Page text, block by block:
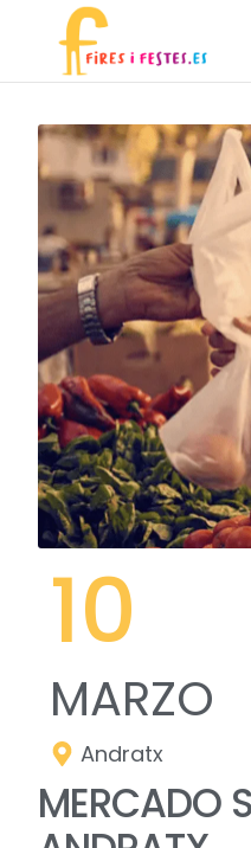
10
MARZO
Andratx
MERCADO